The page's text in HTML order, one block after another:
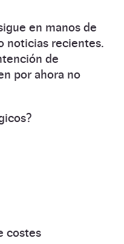
en manos de
noticias recientes.
de
por ahora no
costes